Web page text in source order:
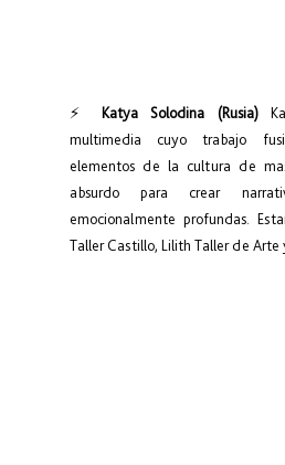
⚡ Katya Solodina (Rusia)
multimedia cuyo trabajo
elementos de la cultura de
absurdo para crear
emocionalmente profundas.
Taller Castillo, Lilith Taller de Arte